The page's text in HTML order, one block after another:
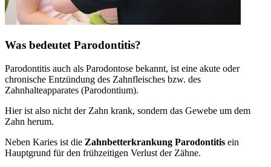
Was bedeutet Parodontitis?
Parodontitis auch als Parodontose bekannt, ist eine akute oder
chronische Entzündung des Zahnfleisches bzw. des
Zahnhalteapparates (Parodontium).
Hier ist also nicht der Zahn krank, sondern das Gewebe um dem
Zahn herum.
Neben Karies ist die Zahnbetterkrankung Parodontitis ein
Hauptgrund für den frühzeitigen Verlust der Zähne.